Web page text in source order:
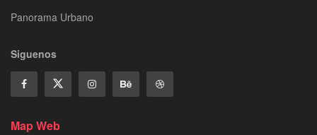
Panorama Urbano
Siguenos
Map Web